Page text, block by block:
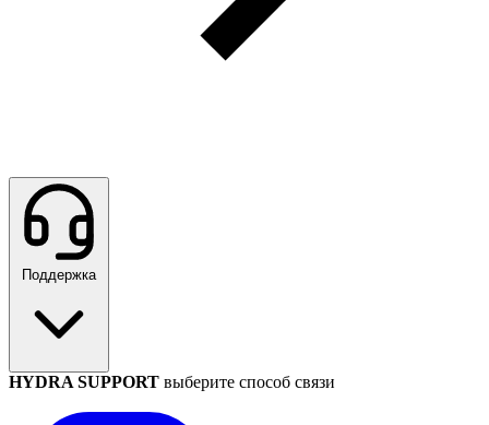
Поддержка
HYDRA SUPPORT выберите способ связи